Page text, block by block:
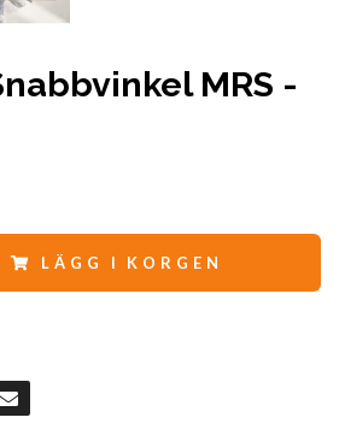
MRS -
LÄGG I KORGEN